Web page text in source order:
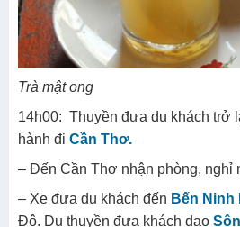
Trà mật ong
14h00: Thuyền đưa du khách trở
hành đi Cần Thơ.
– Đến Cần Thơ nhận phòng, nghỉ
– Xe đưa du khách đến Bến Ninh
Đô. Du thuyền đưa khách dạo